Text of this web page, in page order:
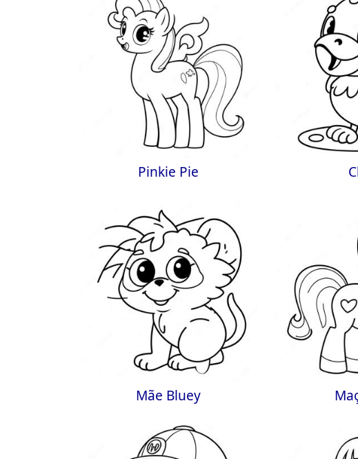
Pinkie Pie
Mãe Bluey